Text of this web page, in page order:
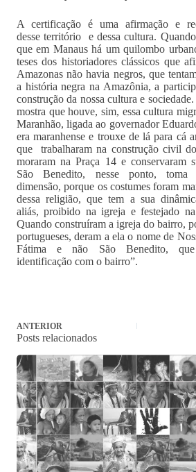
A certificação é uma afirmação e
desse território e dessa cultura.
que em Manaus há um quilombo
teses dos historiadores clássicos que
Amazonas não havia negros, que
a história negra na Amazônia, a
construção da nossa cultura e
mostra que houve, sim, essa cultura
Maranhão, ligada ao governador
era maranhense e trouxe de lá para cá
que trabalharam na construção civil
moraram na Praça 14 e conservaram
São Benedito, nesse ponto, toma
dimensão, porque os costumes foram
dessa religião, que tem a sua
aliás, proibido na igreja e festejado
Quando construíram a igreja do bairro,
portugueses, deram a ela o nome de
Fátima e não São Benedito,
identificação com o bairro”.
ANTERIOR
Posts relacionados